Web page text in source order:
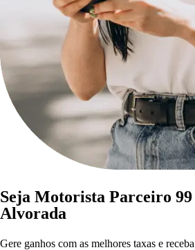
Seja Motorista Parceiro 99
Alvorada
Gere ganhos com as melhores taxas e